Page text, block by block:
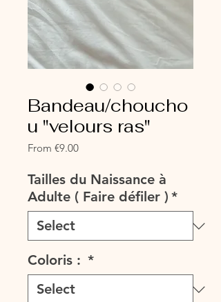
Bandeau/choucho
u "velours ras"
From €9.00Sale
Tailles du Naissance à
Adulte ( Faire défiler ) *
Coloris : *